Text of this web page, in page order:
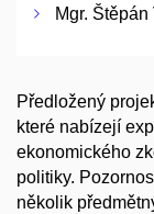
Mgr.
Předložený
které nabízejí
ekonomického
politiky.
několik